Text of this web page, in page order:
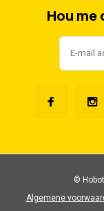
Hou me
Algemene
©